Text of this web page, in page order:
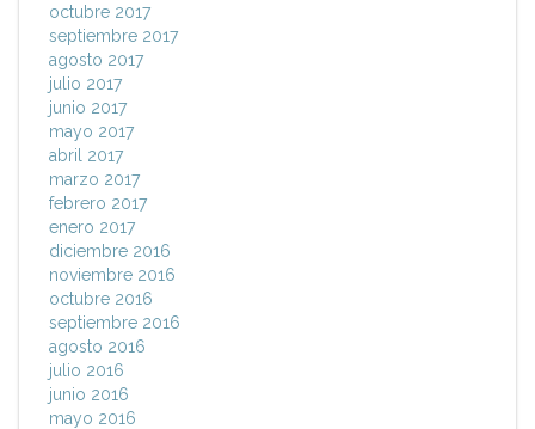
octubre 2017
septiembre 2017
agosto 2017
julio 2017
junio 2017
mayo 2017
abril 2017
marzo 2017
febrero 2017
enero 2017
diciembre 2016
noviembre 2016
octubre 2016
septiembre 2016
agosto 2016
julio 2016
junio 2016
mayo 2016